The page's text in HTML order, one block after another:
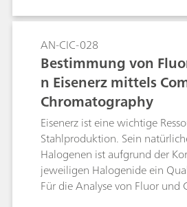
haloorganische Verbindungen.
solcher Verbindungen und die
Konzentration der
kann mittels Combustion IC
Die Rückgewinnung über das
wird mit einemzertifizierten
getestet.
AN-CIC-028
Bestimmung von
n Eisenerz mittels
Chromatography
Eisenerz ist eine wichtige
Stahlproduktion. Sein
Halogenen ist aufgrund der
jeweiligen Halogenide ein
Für die Analyse von Fluor und